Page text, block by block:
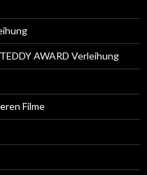
AWARD Verleihung
Filme